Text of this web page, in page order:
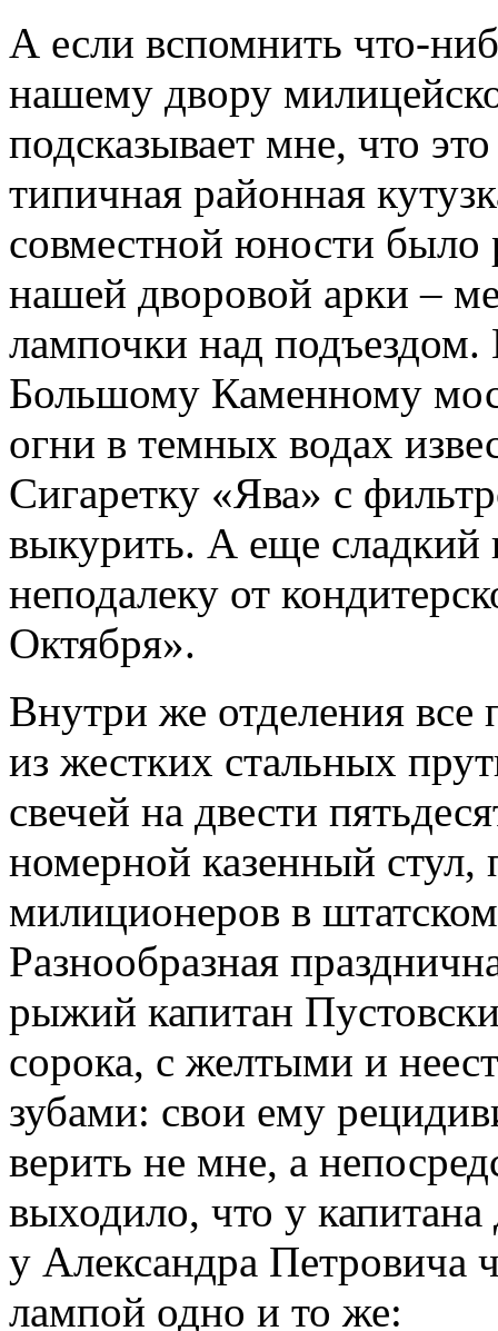
А если вспомнить что-
нашему двору
подсказывает мне, что
типичная районная
совместной юности было
нашей дворовой арки –
лампочки над подъездом.
Большому Каменному
огни в темных водах
Сигаретку «Ява» с
выкурить. А еще сладкий
неподалеку от
Октября».
Внутри же отделения все
из жестких стальных
свечей на двести
номерной казенный
милиционеров в
Разнообразная
рыжий капитан
сорока, с желтыми и
зубами: свои ему
верить не мне, а
выходило, что у
у Александра Петровича
лампой одно и то же: